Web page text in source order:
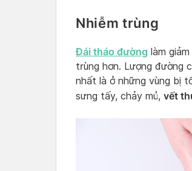
Nhiễm trùng
Đái tháo đường làm
trùng hơn. Lượng đường
nhất là ở những vùng bị
sưng tấy, chảy mủ, vết